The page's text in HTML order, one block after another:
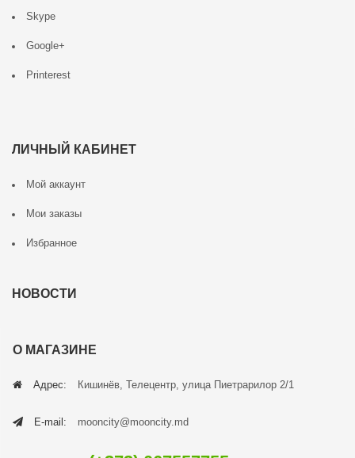
Skype
Google+
Printerest
ЛИЧНЫЙ КАБИНЕТ
Мой аккаунт
Мои заказы
Избранное
НОВОСТИ
О МАГАЗИНЕ
Адрес: Кишинёв, Телецентр, улица Пиетрарилор 2/1
E-mail: mooncity@mooncity.md